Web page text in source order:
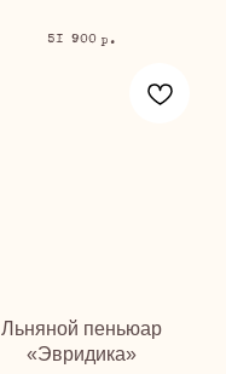
51 900 р.
Льняной пеньюар
«Эвридика»